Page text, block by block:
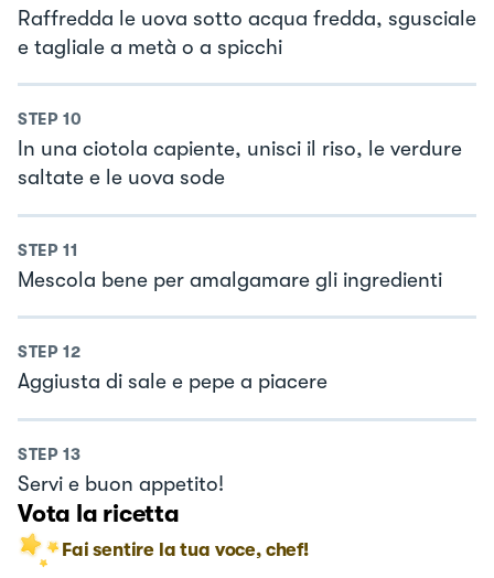
Raffredda le uova sotto acqua fredda, sgusciale
e tagliale a metà o a spicchi
STEP 10
In una ciotola capiente, unisci il riso, le verdure
saltate e le uova sode
STEP 11
Mescola bene per amalgamare gli ingredienti
STEP 12
Aggiusta di sale e pepe a piacere
STEP 13
Servi e buon appetito!
Vota la ricetta
Fai sentire la tua voce, chef!